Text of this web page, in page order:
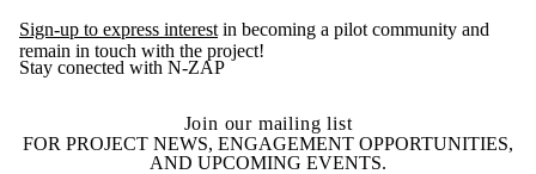
Sign-up to express interest in becoming a pilot community and
remain in touch with the project!
Stay conected with N-ZAP
Join our mailing list
FOR PROJECT NEWS, ENGAGEMENT OPPORTUNITIES,
AND UPCOMING EVENTS.